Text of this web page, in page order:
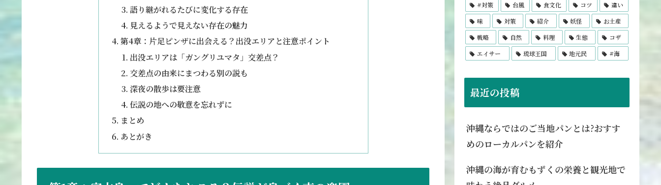
語り継がれるたびに変化する存在
見えるようで見えない存在の魅力
第4章：片足ピンザに出会える？出没エリアと注意ポイント
出没エリアは「ガングリユマタ」交差点？
交差点の由来にまつわる別の説も
深夜の散歩は要注意
伝説の地への敬意を忘れずに
まとめ
あとがき
#対策
台風 食文化 コツ
違い
味
対策 紹介 妖怪
お土産
戦略
自然 料理 生態
コザ
エイサー
琉球王国 地元民 #海
最近の投稿
沖縄ならではのご当地パンとは?おすす
めのローカルパンを紹介
沖縄の海が育むもずくの栄養と観光地で